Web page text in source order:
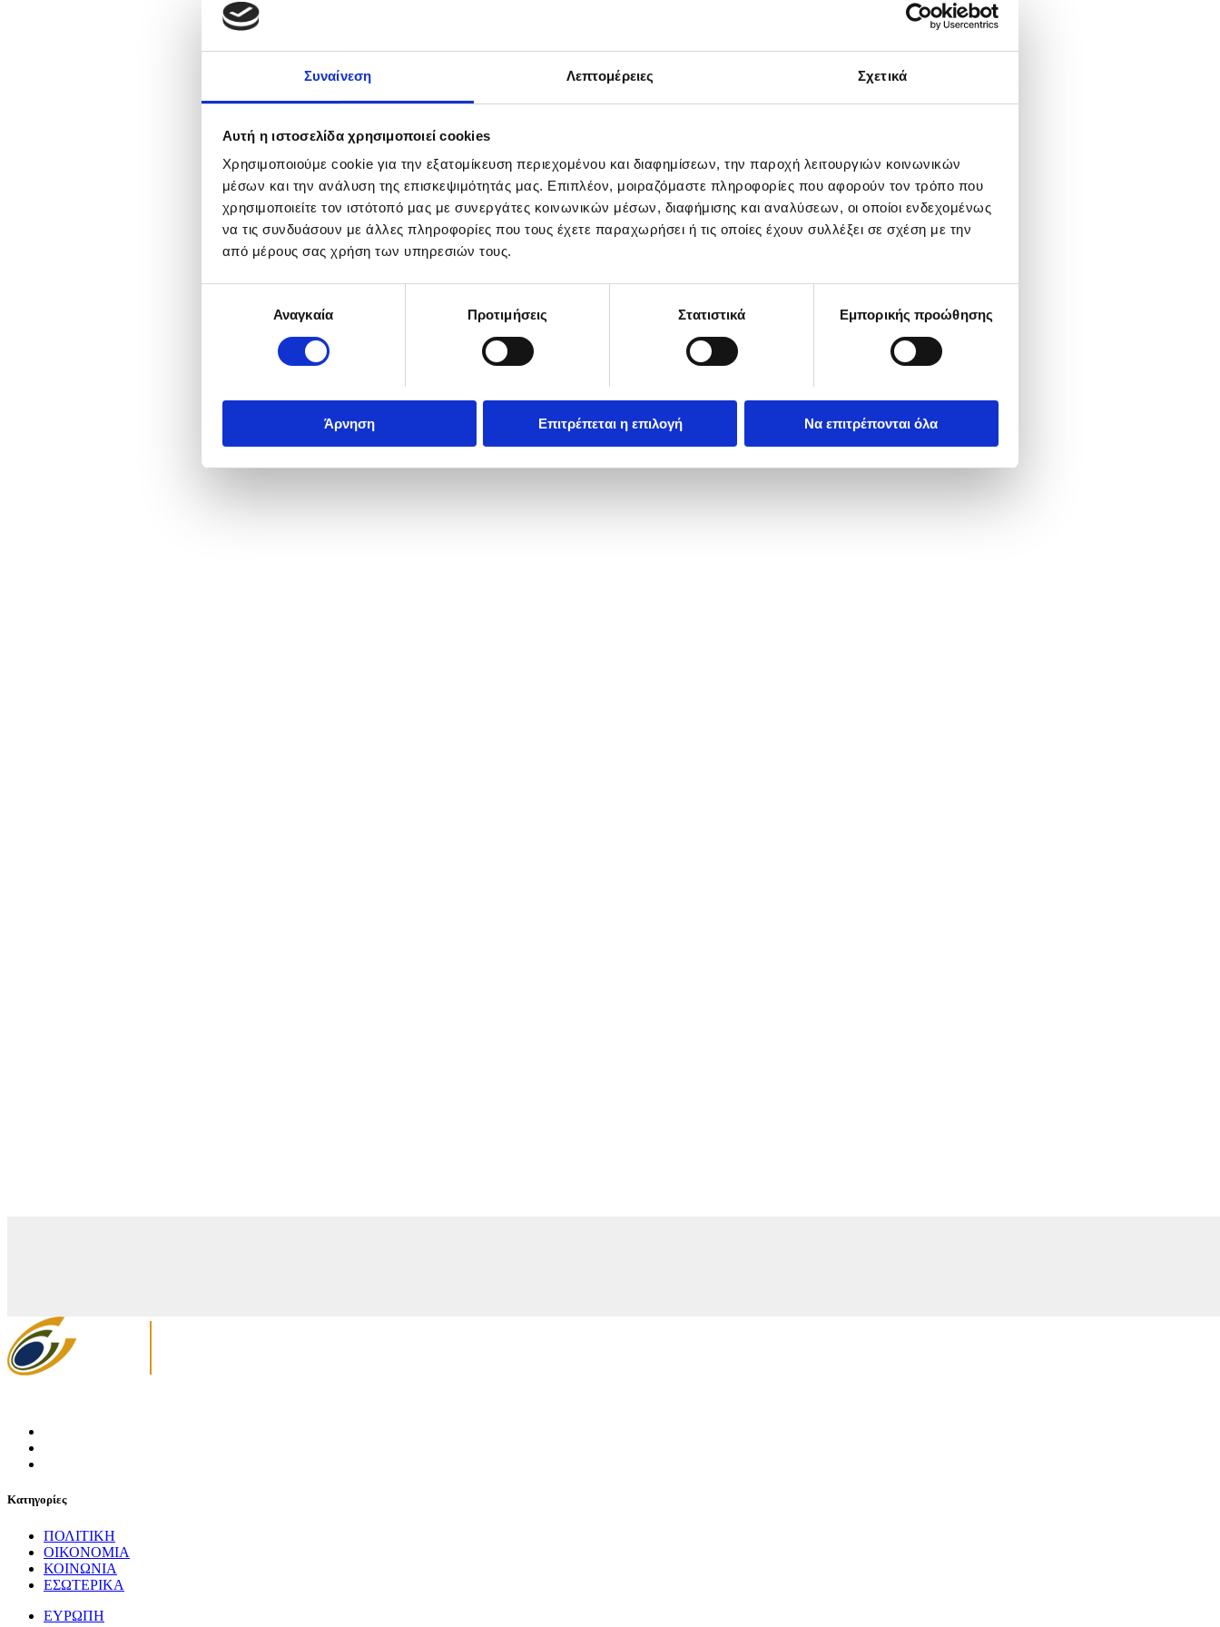
Συναίνεση Λεπτομέρειες Σχετικά
Αυτή η ιστοσελίδα χρησιμοποιεί cookies
Χρησιμοποιούμε cookie για την εξατομίκευση περιεχομένου και διαφημίσεων, την παροχή λειτουργιών κοινωνικών
μέσων και την ανάλυση της επισκεψιμότητάς μας. Επιπλέον, μοιραζόμαστε πληροφορίες που αφορούν τον τρόπο που
χρησιμοποιείτε τον ιστότοπό μας με συνεργάτες κοινωνικών μέσων, διαφήμισης και αναλύσεων, οι οποίοι ενδεχομένως
να τις συνδυάσουν με άλλες πληροφορίες που τους έχετε παραχωρήσει ή τις οποίες έχουν συλλέξει σε σχέση με την
από μέρους σας χρήση των υπηρεσιών τους.
συγκατάθεσηςΑναγκαία Προτιμήσεις Στατιστικά Εμπορικής προώθησης
Άρνηση Επιτρέπεται η επιλογή Να επιτρέπονται όλα
Κατηγορίες
ΠΟΛΙΤΙΚΗ
ΟΙΚΟΝΟΜΙΑ
ΚΟΙΝΩΝΙΑ
ΕΣΩΤΕΡΙΚΑ
ΕΥΡΩΠΗ